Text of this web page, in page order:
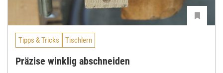
Tipps & Tricks Tischlern
Präzise winklig abschneiden